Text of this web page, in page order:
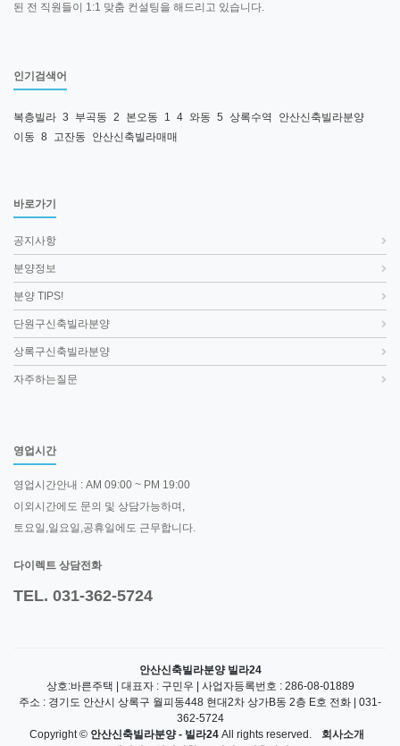
된 전 직원들이 1:1 맞춤 컨설팅을 해드리고 있습니다.
인기검색어
복층빌라 3 부곡동 2 본오동 1 4 와동 5 상록수역
안산신축빌라분양
이동 8 고잔동 안산신축빌라매매
바로가기
공지사항
분양정보
분양 TIPS!
단원구신축빌라분양
상록구신축빌라분양
자주하는질문
영업시간
영업시간안내 : AM 09:00 ~ PM 19:00
이외시간에도 문의 및 상담가능하며,
토요일,일요일,공휴일에도 근무합니다.
다이렉트 상담전화
TEL. 031-362-5724
안산신축빌라분양 빌라24
상호:바른주택 | 대표자 : 구민우 | 사업자등록번호 : 286-08-01889
주소 : 경기도 안산시 상록구 월피동448 현대2차 상가B동 2층 E호 전화 | 031-
362-5724
Copyright © 안산신축빌라분양 - 빌라24 All rights reserved.
회사소개